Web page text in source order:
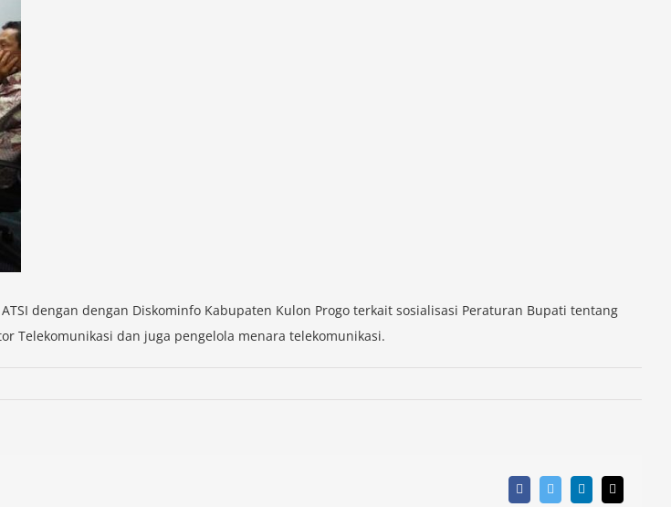
dengan dengan Diskominfo Kabupaten Kulon Progo terkait sosialisasi Peraturan Bupati tentang
Telekomunikasi dan juga pengelola menara telekomunikasi.
FacebookTwitterLinkedInEmail